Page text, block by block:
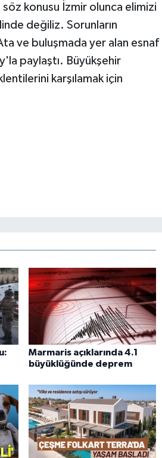
konusu İzmir olunca elimizi
değiliz. Sorunların
ve buluşmada yer alan esnaf
paylaştı. Büyükşehir
karşılamak için
Marmaris açıklarında 4.1
büyüklüğünde deprem